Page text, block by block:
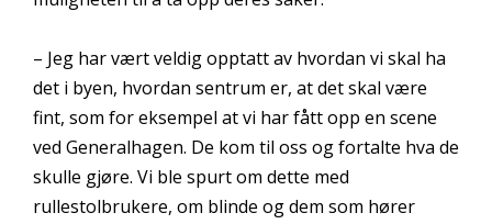
– Jeg har vært veldig opptatt av hvordan vi skal ha
det i byen, hvordan sentrum er, at det skal være
fint, som for eksempel at vi har fått opp en scene
ved Generalhagen. De kom til oss og fortalte hva de
skulle gjøre. Vi ble spurt om dette med
rullestolbrukere, om blinde og dem som hører